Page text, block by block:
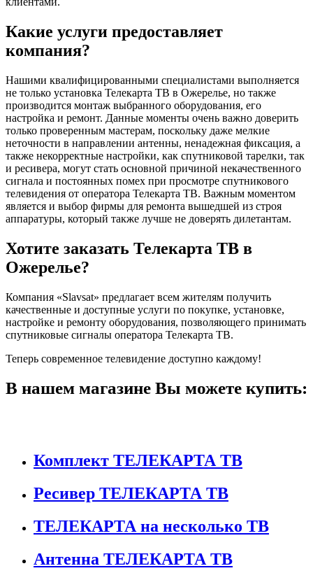
Какие услуги предоставляет
компания?
Нашими квалифицированными специалистами выполняется
не только установка Телекарта ТВ в Ожерелье, но также
производится монтаж выбранного оборудования, его
настройка и ремонт. Данные моменты очень важно доверить
только проверенным мастерам, поскольку даже мелкие
неточности в направлении антенны, ненадежная фиксация, а
также некорректные настройки, как спутниковой тарелки, так
и ресивера, могут стать основной причиной некачественного
сигнала и постоянных помех при просмотре спутникового
телевидения от оператора Телекарта ТВ. Важным моментом
является и выбор фирмы для ремонта вышедшей из строя
аппаратуры, который также лучше не доверять дилетантам.
Хотите заказать Телекарта ТВ в
Ожерелье?
Компания «Slavsat» предлагает всем жителям получить
качественные и доступные услуги по покупке, установке,
настройке и ремонту оборудования, позволяющего принимать
спутниковые сигналы оператора Телекарта ТВ.
Теперь современное телевидение доступно каждому!
В нашем магазине Вы можете купить:
Комплект ТЕЛЕКАРТА ТВ
Ресивер ТЕЛЕКАРТА ТВ
ТЕЛЕКАРТА на несколько ТВ
Антенна ТЕЛЕКАРТА ТВ